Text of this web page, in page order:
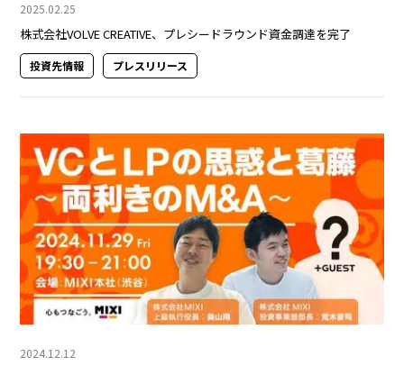
2025.02.25
株式会社VOLVE CREATIVE、プレシードラウンド資金調達を完了
投資先情報 プレスリリース
2024.12.12